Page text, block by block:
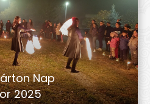
Nap
2025